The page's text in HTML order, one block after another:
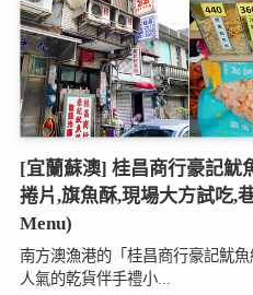
[宜蘭蘇澳] 桂昌商行豪記魷
捲片,旗魚酥,現場大方試吃,
Menu)
南方澳漁港的「桂昌商行豪記魷
人氣的乾貨伴手禮小...